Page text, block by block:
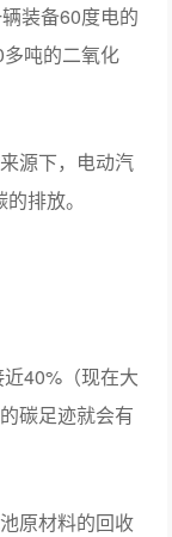
装备60度电的
吨的二氧化
源下，电动汽
排放。
40%（现在大
碳足迹就会有
原材料的回收